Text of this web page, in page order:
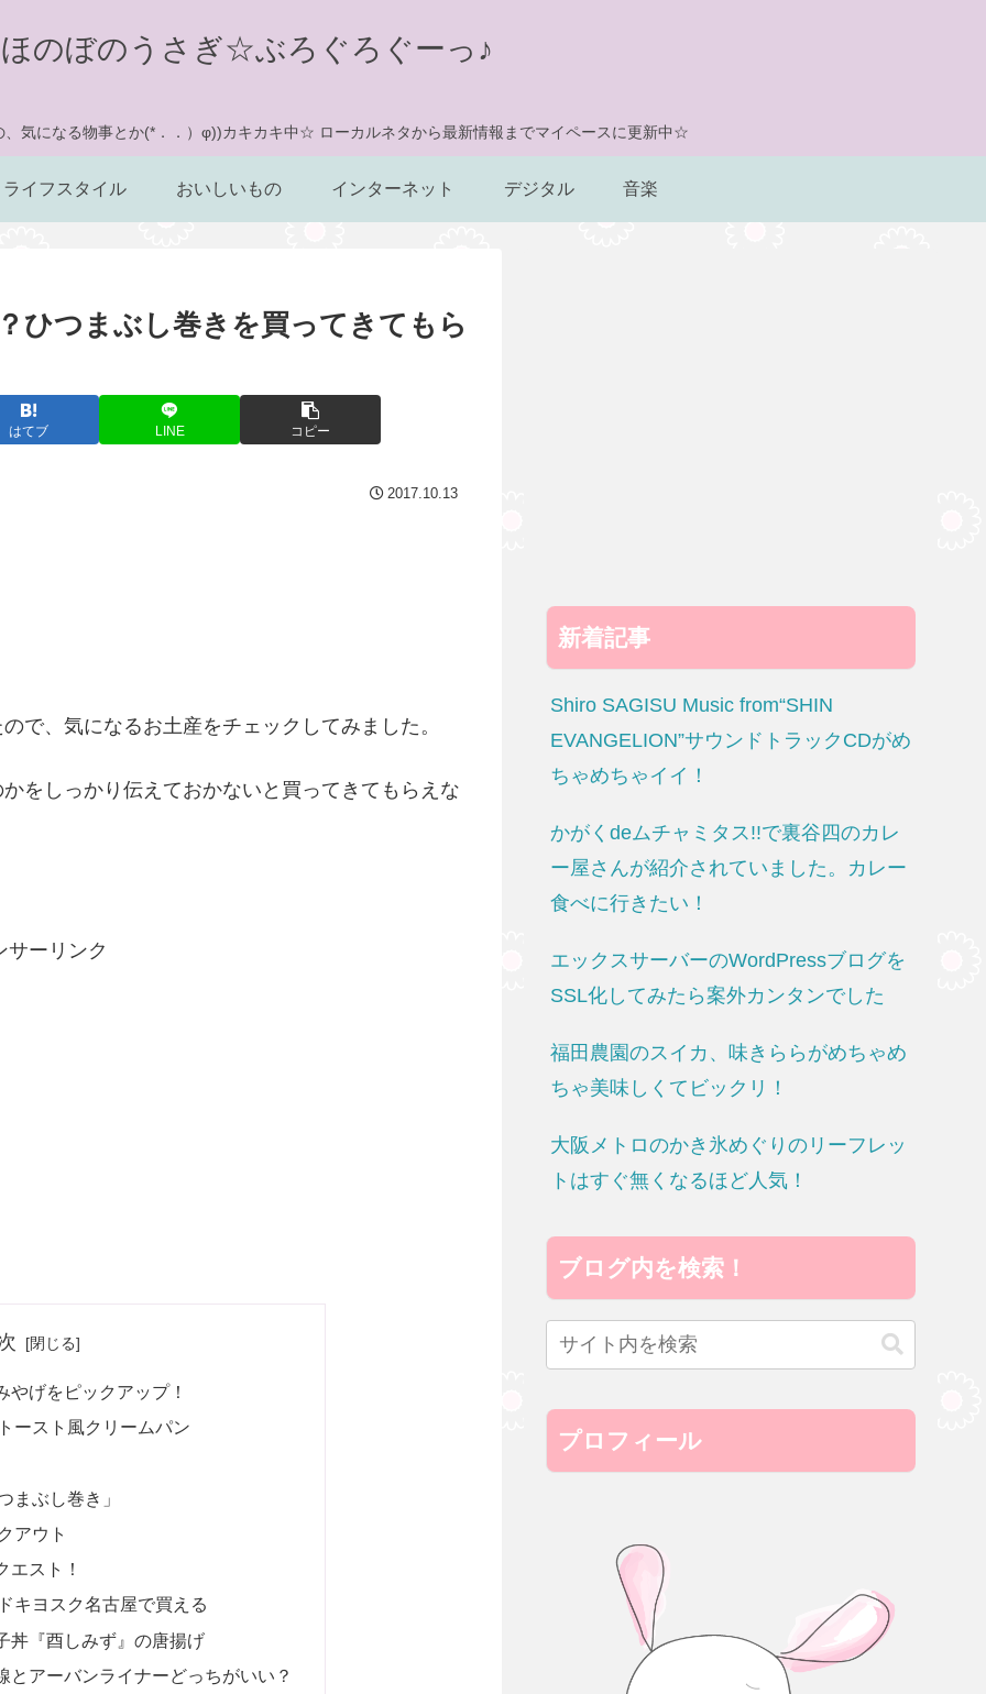
ほのぼのうさぎ☆ぶろぐろぐーっ♪
、気になる物事とか(*．．）φ))カキカキ中☆ ローカルネタから最新情報までマイペースに更新中☆
ライフスタイル おいしいもの インターネット デジタル 音楽
ひつまぶし巻きを買ってきてもら
はてブ LINE コピー
2017.10.13
で、気になるお土産をチェックしてみました。
をしっかり伝えておかないと買ってきてもらえな
サーリンク
げをピックアップ！
ースト風クリームパン
まぶし巻き」
アウト
エスト！
キヨスク名古屋で買える
丼『酉しみず』の唐揚げ
アーバンライナーどっちがいい？
新着記事
Shiro SAGISU Music from“SHIN
EVANGELION”サウンドトラックCDがめ
ちゃめちゃイイ！
かがくdeムチャミタス!!で裏谷四のカレ
ー屋さんが紹介されていました。カレー
食べに行きたい！
エックスサーバーのWordPressブログを
SSL化してみたら案外カンタンでした
福田農園のスイカ、味きららがめちゃめ
ちゃ美味しくてビックリ！
大阪メトロのかき氷めぐりのリーフレッ
トはすぐ無くなるほど人気！
ブログ内を検索！
プロフィール